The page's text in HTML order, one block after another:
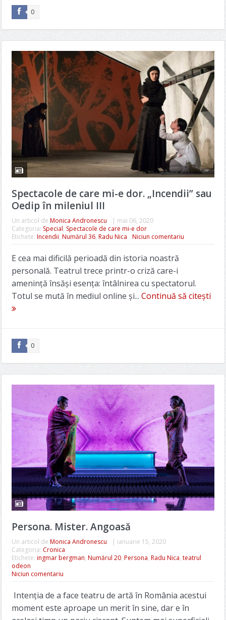
0
Spectacole de care mi-e dor. „Incendii” sau
Oedip în mileniul III
Un articol de Monica Andronescu | mai 06, 2020
Categoria: Special, Spectacole de care mi-e dor
Etichete: Incendii, Numărul 36, Radu Nica Niciun comentariu
E cea mai dificilă perioadă din istoria noastră
personală. Teatrul trece printr-o criză care-i
amenință însăși esența: întâlnirea cu spectatorul.
Totul se mută în mediul online și... Continuă să citești
0
Persona. Mister. Angoasă
Un articol de Monica Andronescu | ianuarie 15, 2020
Categoria: Cronica
Etichete: ingmar bergman, Numărul 20, Persona, Radu Nica, teatrul
odeon
Niciun comentariu
Intenția de a face teatru de artă în România acestui
moment este aproape un merit în sine, dar e în